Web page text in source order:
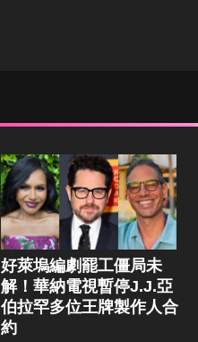
好萊塢編劇罷工僵局未
解！華納電視暫停J.J.亞
伯拉罕多位王牌製作人合
約